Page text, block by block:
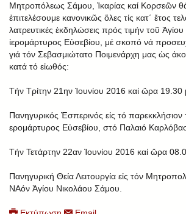
Μητροπόλεως Σάμου, Ἰκαρίας καί Κορσεῶν
ἐπιτελέσουμε κανονικῶς ὅλες τίς κατ΄ ἔτος
λατρευτικές ἐκδηλώσεις πρός τιμήν τοῦ
ἱερομάρτυρος Εὐσεβίου, μέ σκοπό νά
γιά τόν Σεβασμιώτατο Ποιμενάρχη μας ὡς
κατά τό εἰωθός:
Τήν Τρίτην 21ην Ἰ­ου­νίου 2016 καί ὥρα 19.30
Πανηγυρικός Ἑ­σπε­ρι­νός εἰς τό πα­ρεκ­κλή­σιον
ε­ρο­μάρ­τυ­ρος Εὐ­σε­βίου, στό Πα­λαιό
Τήν Τετάρτην 22αν Ἰ­ου­νίου 2016 καί ὥρα
Πανηγυρική Θεία Λει­τουρ­γία εἰς τόν
ΝΑόν Ἁγίου Νικολάου Σάμου.